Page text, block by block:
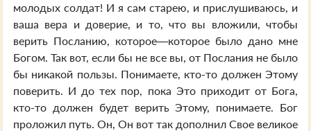
молодых солдат! И я сам старею, и прислушиваюсь, и
ваша вера и доверие, и то, что вы вложили, чтобы
верить Посланию, которое—которое было дано мне
Богом. Так вот, если бы не все вы, от Послания не было
бы никакой пользы. Понимаете, кто-то должен Этому
поверить. И до тех пор, пока Это приходит от Бога,
кто-то должен будет верить Этому, понимаете. Бог
проложил путь. Он, Он вот так дополнил Свое великое